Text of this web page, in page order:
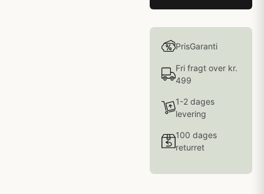
PrisGaranti
Fri fragt over kr.
499
1-2 dages
levering
100 dages
returret